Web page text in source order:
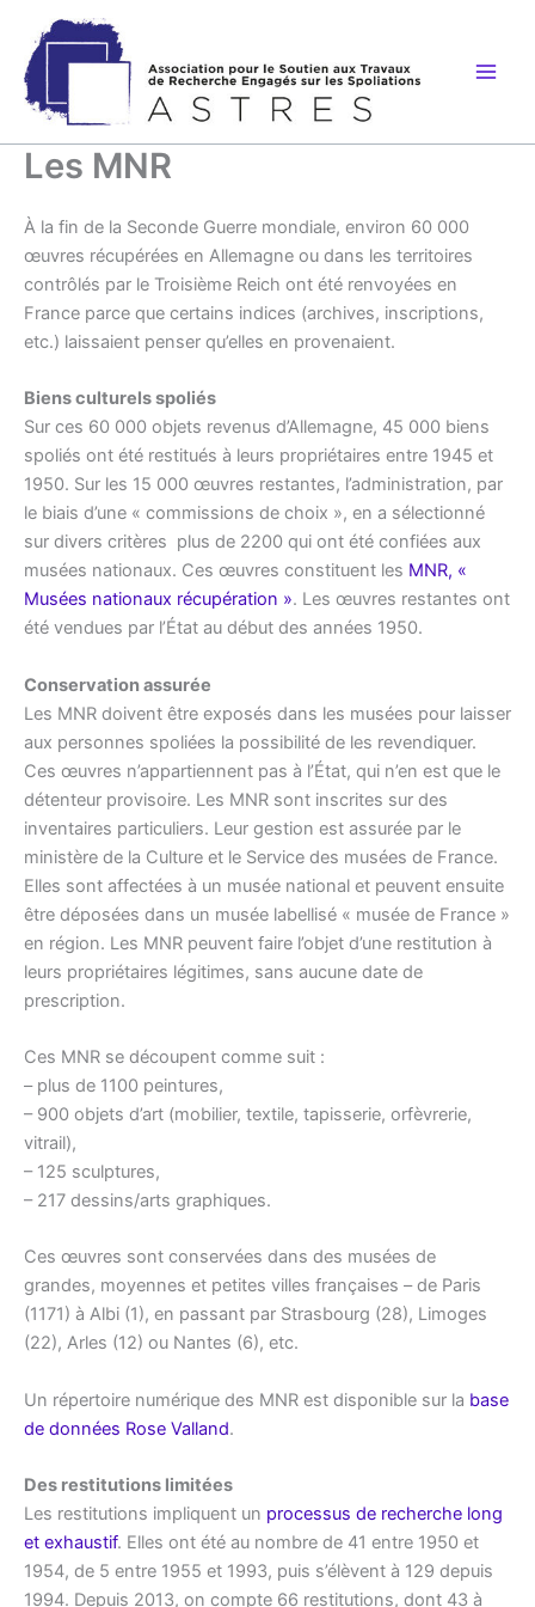
contenu
Les MNR
À la fin de la Seconde Guerre mondiale, environ 60 000
œuvres récupérées en Allemagne ou dans les territoires
contrôlés par le Troisième Reich ont été renvoyées en
France parce que certains indices (archives, inscriptions,
etc.) laissaient penser qu’elles en provenaient.
Biens culturels spoliés
Sur ces 60 000 objets revenus d’Allemagne, 45 000 biens
spoliés ont été restitués à leurs propriétaires entre 1945 et
1950. Sur les 15 000 œuvres restantes, l’administration, par
le biais d’une « commissions de choix », en a sélectionné
sur divers critères plus de 2200 qui ont été confiées aux
musées nationaux. Ces œuvres constituent les MNR, «
Musées nationaux récupération ». Les œuvres restantes ont
été vendues par l’État au début des années 1950.
Conservation assurée
Les MNR doivent être exposés dans les musées pour laisser
aux personnes spoliées la possibilité de les revendiquer.
Ces œuvres n’appartiennent pas à l’État, qui n’en est que le
détenteur provisoire. Les MNR sont inscrites sur des
inventaires particuliers. Leur gestion est assurée par le
ministère de la Culture et le Service des musées de France.
Elles sont affectées à un musée national et peuvent ensuite
être déposées dans un musée labellisé « musée de France »
en région. Les MNR peuvent faire l’objet d’une restitution à
leurs propriétaires légitimes, sans aucune date de
prescription.
Ces MNR se découpent comme suit :
– plus de 1100 peintures,
– 900 objets d’art (mobilier, textile, tapisserie, orfèvrerie,
vitrail),
– 125 sculptures,
– 217 dessins/arts graphiques.
Ces œuvres sont conservées dans des musées de
grandes, moyennes et petites villes françaises – de Paris
(1171) à Albi (1), en passant par Strasbourg (28), Limoges
(22), Arles (12) ou Nantes (6), etc.
Un répertoire numérique des MNR est disponible sur la base
de données Rose Valland.
Des restitutions limitées
Les restitutions impliquent un processus de recherche long
et exhaustif. Elles ont été au nombre de 41 entre 1950 et
1954, de 5 entre 1955 et 1993, puis s’élèvent à 129 depuis
1994. Depuis 2013, on compte 66 restitutions, dont 43 à